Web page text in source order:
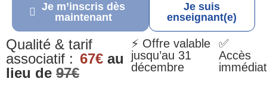
Je m’inscris dès
maintenant
Je suis
enseignant(e)
Qualité & tarif
associatif : 67€ au
lieu de 97€
⚡ Offre valable
jusqu’au 31
décembre
✅
Accès
immédiat